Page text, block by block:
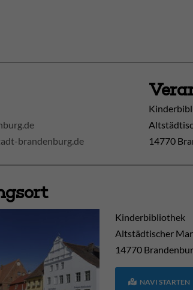
brandenburg.de
14770
Kinderbibliothek
Altstädtischer
14770
NAVI STARTEN